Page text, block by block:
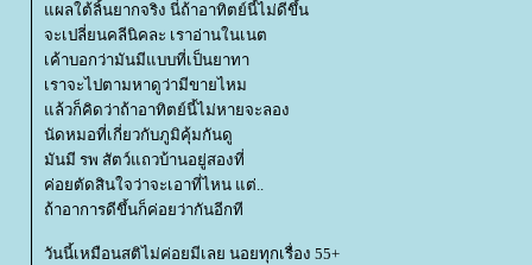
ผลใต้ลิ้นยากจริง นี่ถ้าอาทิตย์นี้ไม่ดีขึ้น
จะเปลี่ยนคลีนิคละ เราอ่านในเนต
เค้าบอกว่ามันมีแบบที่เป็นยาทา
เราจะไปตามหาดูว่ามีขายไหม
ล้วก็คิดว่าถ้าอาทิตย์นี้ไม่หายจะลอง
นัดหมอที่เกี่ยวกับภูมิคุ้มกันดู
มันมี รพ สัตว์แถวบ้านอยู่สองที่
ค่อยตัดสินใจว่าจะเอาที่ไหน แต่..
ถ้าอาการดีขึ้นก็ค่อยว่ากันอีกที
วันนี้เหมือนสติไม่ค่อยมีเลย นอยทุกเรื่อง 55+